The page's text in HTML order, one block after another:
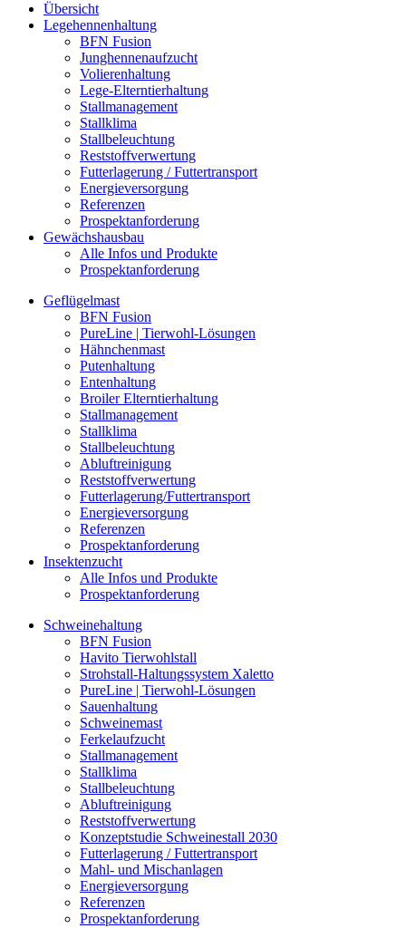
Übersicht
Legehennenhaltung
BFN Fusion
Junghennenaufzucht
Volierenhaltung
Lege-Elterntierhaltung
Stallmanagement
Stallklima
Stallbeleuchtung
Reststoffverwertung
Futterlagerung / Futtertransport
Energieversorgung
Referenzen
Prospektanforderung
Gewächshausbau
Alle Infos und Produkte
Prospektanforderung
Geflügelmast
BFN Fusion
PureLine | Tierwohl-Lösungen
Hähnchenmast
Putenhaltung
Entenhaltung
Broiler Elterntierhaltung
Stallmanagement
Stallklima
Stallbeleuchtung
Abluftreinigung
Reststoffverwertung
Futterlagerung/Futtertransport
Energieversorgung
Referenzen
Prospektanforderung
Insektenzucht
Alle Infos und Produkte
Prospektanforderung
Schweinehaltung
BFN Fusion
Havito Tierwohlstall
Strohstall-Haltungssystem Xaletto
PureLine | Tierwohl-Lösungen
Sauenhaltung
Schweinemast
Ferkelaufzucht
Stallmanagement
Stallklima
Stallbeleuchtung
Abluftreinigung
Reststoffverwertung
Konzeptstudie Schweinestall 2030
Futterlagerung / Futtertransport
Mahl- und Mischanlagen
Energieversorgung
Referenzen
Prospektanforderung